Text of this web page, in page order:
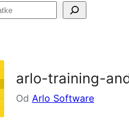
arlo-training-
Od Arlo Software